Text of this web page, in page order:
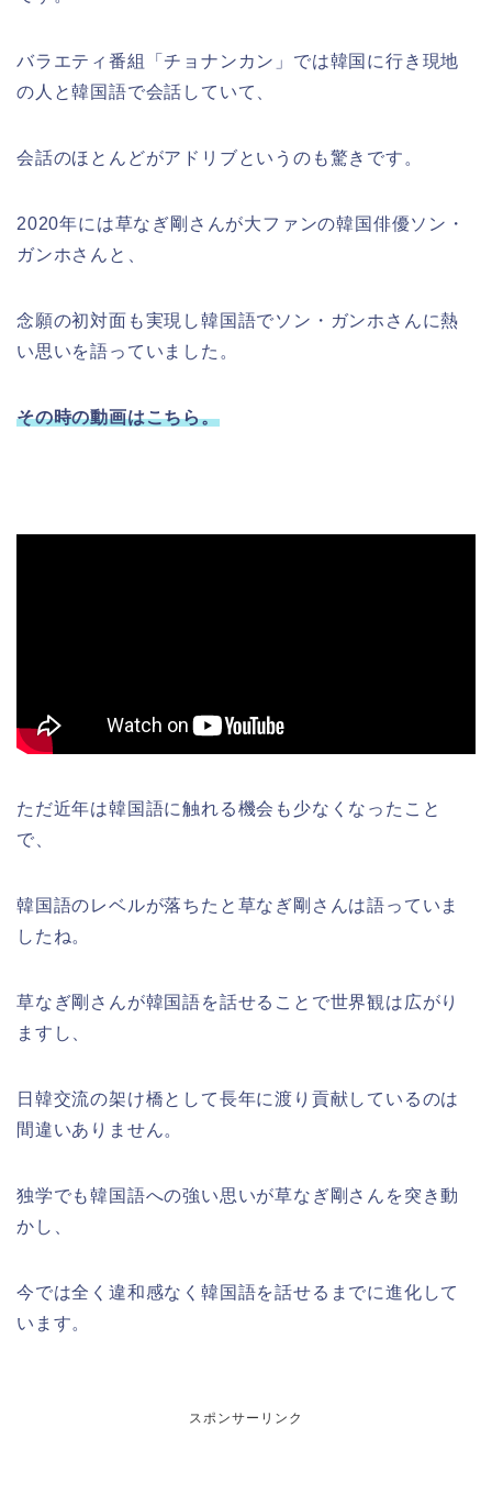
バラエティ番組「チョナンカン」では韓国に行き現地
の人と韓国語で会話していて、
会話のほとんどがアドリブというのも驚きです。
2020年には草なぎ剛さんが大ファンの韓国俳優ソン・
ガンホさんと、
念願の初対面も実現し韓国語でソン・ガンホさんに熱
い思いを語っていました。
その時の動画はこちら。
ただ近年は韓国語に触れる機会も少なくなったこと
で、
韓国語のレベルが落ちたと草なぎ剛さんは語っていま
したね。
草なぎ剛さんが韓国語を話せることで世界観は広がり
ますし、
日韓交流の架け橋として長年に渡り貢献しているのは
間違いありません。
独学でも韓国語への強い思いが草なぎ剛さんを突き動
かし、
今では全く違和感なく韓国語を話せるまでに進化して
います。
スポンサーリンク